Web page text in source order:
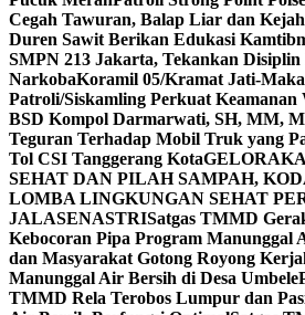
Cegah Tawuran, Balap Liar dan
Duren Sawit Berikan Edukasi
SMPN 213 Jakarta, Tekankan Disiplin
NarkobaKoramil 05/Kramat Jati-
Patroli/Siskamling Perkuat Keamanan
BSD Kompol Darmarwati, SH, MM,
Teguran Terhadap Mobil Truk yang
Tol CSI Tanggerang Kota
SEHAT DAN PILAH SAMPAH,
LOMBA LINGKUNGAN SEHAT
JALASENASTRISatgas TMMD
Kebocoran Pipa Program Manunggal
dan Masyarakat Gotong Royong
Manunggal Air Bersih di Desa Umbele
TMMD Rela Terobos Lumpur dan